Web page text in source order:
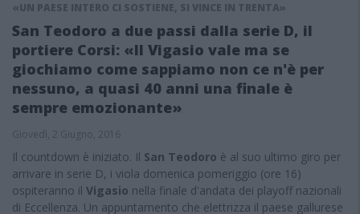
«UN PAESE INTERO CI SOSTIENE, SI VINCE IN TRENTA»
San Teodoro a due passi dalla serie D, il
portiere Corsi: «Il Vigasio vale ma se
giochiamo come sappiamo non ce n'è per
nessuno, a quasi 40 anni una finale è
sempre emozionante»
Giovedì, 2 Giugno, 2016
Il countdown è iniziato. Il San Teodoro è al suo ultimo giro per
arrivare in serie D, i viola domenica pomeriggio (ore 16)
ospiteranno il Vigasio nella finale d'andata dei playoff nazionali
di Eccellenza. Un appuntamento che elettrizza il paese gallurese